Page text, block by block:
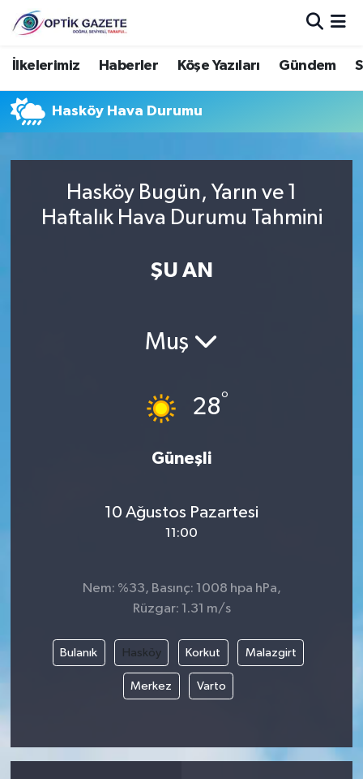
İlkelerimiz Haberler Köşe Yazıları Gündem
Hasköy Hava Durumu
Hasköy Bugün, Yarın ve 1
Haftalık Hava Durumu Tahmini
ŞU AN
Muş
28°
Güneşli
10 Ağustos Pazartesi
11:00
Nem: %33, Basınç: 1008 hpa hPa,
Rüzgar: 1.31 m/s
Bulanık Hasköy Korkut Malazgirt
Merkez Varto
Nöbetçi Eczaneler
Hava Durumu
Trafik Durumu
Süper Lig Puan Durumu ve Fikstür